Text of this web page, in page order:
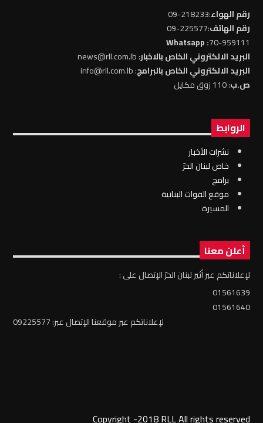
رقم الهواء:218233-09
رقم الهاتف:225577-09
70-959111
: Whatsapp
البريد الالكتروني الخاص بالاخبار: news@rll.com.lb
البريد الالكتروني الخاص بالبرامج: info@rll.com.lb
ص.ب: 110 زوق مكايل
الروابط
نشرات الأخبار
خاص لبنان الحرّ
برامج
موقع القوات البنانية
المسيرة
أعلن معنا
لإعلاناتكم عبر أثير لبنان الحرّ الإتصال على :
01561639
01561640
لإعلاناتكم عبر موقعنا الإتصال عبر: 09225577
Copyright -2018 RLL All rights reserved